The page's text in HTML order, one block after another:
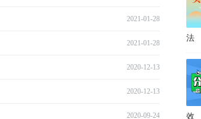
2021-01-28
2021-01-28
2020-12-13
2020-12-13
2020-09-24
法
效